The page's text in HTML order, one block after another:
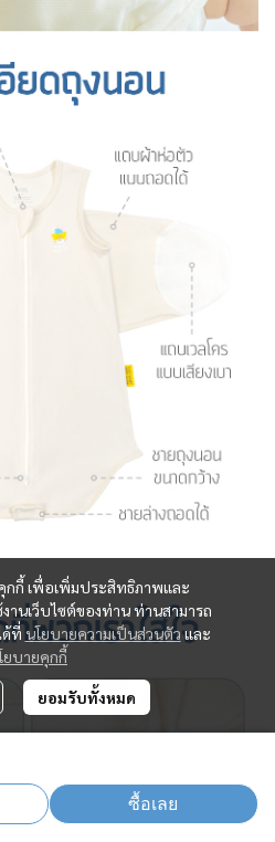
ซื้อเลย
กกี้ เพื่อเพิ่มประสิทธิภาพและ
านเว็บไซต์ของท่าน ท่านสามารถ
ด้ที่ นโยบายความเป็นส่วนตัวและ
ยบายคุกกี้
ยอมรับทั้งหมด